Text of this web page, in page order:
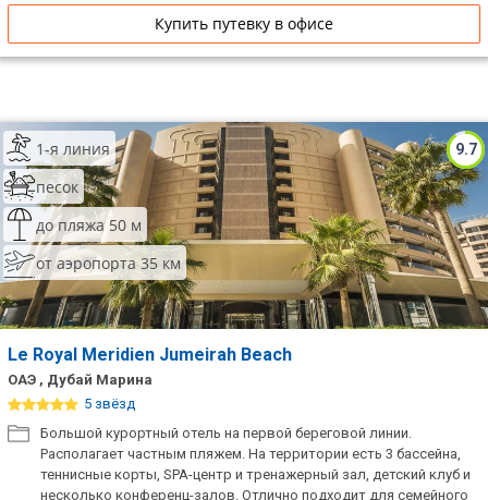
Купить путевку в офисе
9.7
1-я линия
песок
до пляжа 50 м
от аэропорта 35 км
Le Royal Meridien Jumeirah Beach
ОАЭ , Дубай Марина
5 звёзд
​Большой курортный отель на первой береговой линии.
Располагает частным пляжем. На территории есть 3 бассейна,
теннисные корты, SPA-центр и тренажерный зал, детский клуб и
несколько конференц-залов. Отлично подходит для семейного